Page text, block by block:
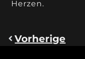
Herzen.
Vorherige